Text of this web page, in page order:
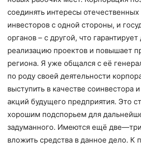
соединять интересы
инвесторов с одной стороны, и
органов – с другой, что
реализацию проектов и повышает
региона. Я уже общался с её
по роду своей деятельности
выступить в качестве соинвестора
акций будущего предприятия. Это
хорошим подспорьем для
задуманного. Имеются ещё две—
вложить средства в данное дело. К